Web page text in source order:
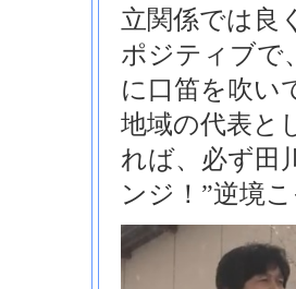
立関係では良
ポジティブで
に口笛を吹い
地域の代表と
れば、必ず田
ンジ！”逆境